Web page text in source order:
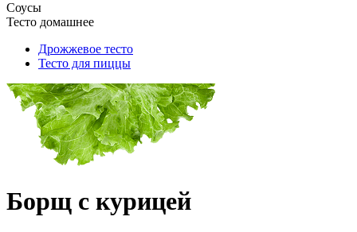
Соусы
Тесто домашнее
Дрожжевое тесто
Тесто для пиццы
Борщ с курицей